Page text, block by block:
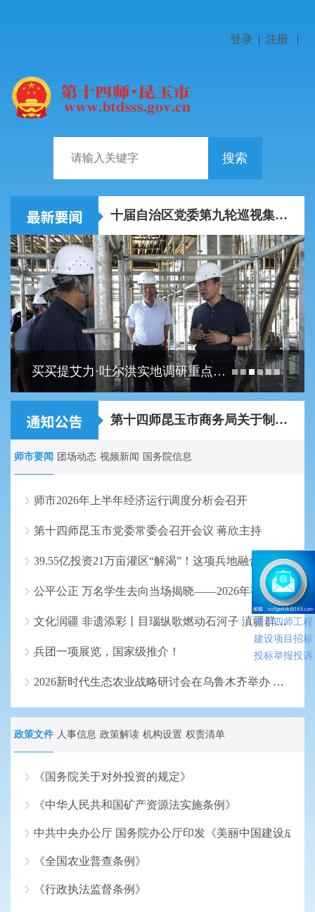
第十四师工程
建设项目招标
投标举报投诉
登录 | 注册 |
搜索
十届自治区党委第九轮巡视集中反馈会暨第十轮巡视动员...
买买提艾力·吐尔洪实地调研重点项目建设工作
关于2026年第十四师昆玉市事业单位面向师市...
第十四师昆玉市商务局关于制作农特产品宣传...
师市要闻 团场动态 视频新闻 国务院信息
师市2026年上半年经济运行调度分析会召开
第十四师昆玉市党委常委会召开会议 蒋欣主持
39.55亿投资21万亩灌区“解渴”！这项兵地融合重大水利工程进度完成约30%
公平公正 万名学生去向当场揭晓——2026年有关省市新疆高中班录取开放日现场直击
文化润疆 非遗添彩丨目瑙纵歌燃动石河子 滇疆群众踏歌共舞
兵团一项展览，国家级推介！
2026新时代生态农业战略研讨会在乌鲁木齐举办 多位院士建言将新疆打造成全国生态农业先行区
政策文件 人事信息 政策解读 机构设置 权责清单
《国务院关于对外投资的规定》
《中华人民共和国矿产资源法实施条例》
中共中央办公厅 国务院办公厅印发《美丽中国建设成效
《全国农业普查条例》
《行政执法监督条例》